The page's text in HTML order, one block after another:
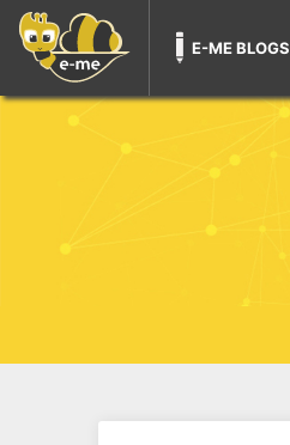
E-ME BLOGS